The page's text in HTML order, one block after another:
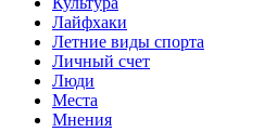
Лайфхаки
Летние виды спорта
Личный счет
Люди
Места
Мнения